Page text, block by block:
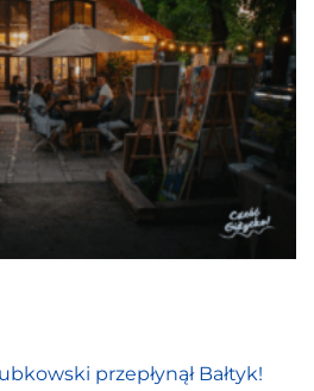
przepłynął Bałtyk!